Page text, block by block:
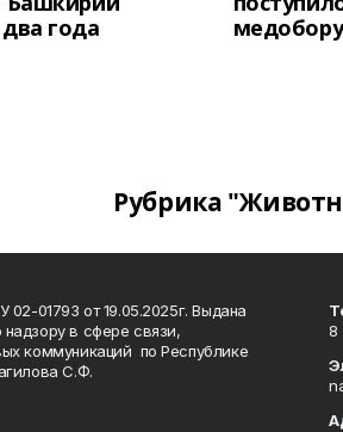
года
Рубрика
01793 от 19.05.2025г. Выдана
в сфере связи,
коммуникаций по Республике
С.Ф.
8